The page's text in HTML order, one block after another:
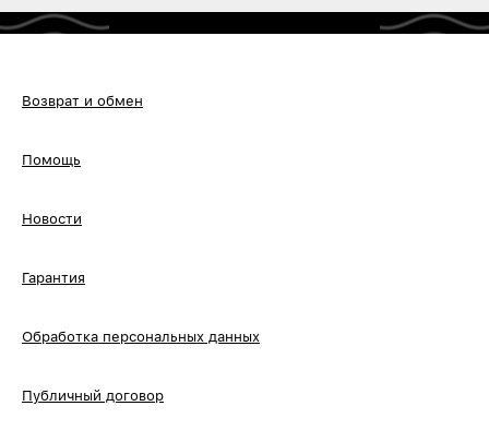
Возврат и обмен
Помощь
Новости
Гарантия
Обработка персональных данных
Публичный договор